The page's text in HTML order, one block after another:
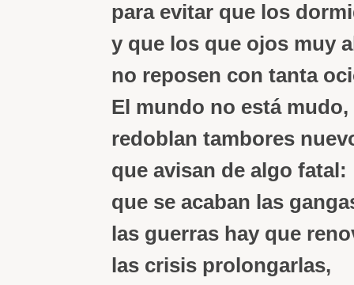
para evitar que los
y que los que ojos muy
no reposen con tanta
El mundo no está mudo,
redoblan tambores
que avisan de algo fatal:
que se acaban las
las guerras hay que
las crisis prolongarlas,